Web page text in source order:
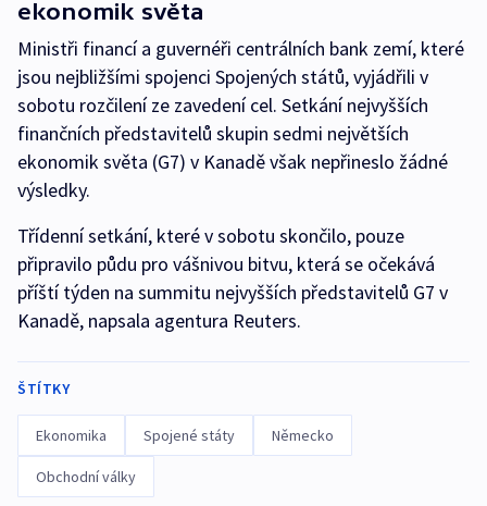
ekonomik světa
Ministři financí a guvernéři centrálních bank zemí, které
jsou nejbližšími spojenci Spojených států, vyjádřili v
sobotu rozčilení ze zavedení cel. Setkání nejvyšších
finančních představitelů skupin sedmi největších
ekonomik světa (G7) v Kanadě však nepřineslo žádné
výsledky.
Třídenní setkání, které v sobotu skončilo, pouze
připravilo půdu pro vášnivou bitvu, která se očekává
příští týden na summitu nejvyšších představitelů G7 v
Kanadě, napsala agentura Reuters.
ŠTÍTKY
Ekonomika Spojené státy Německo
Obchodní války